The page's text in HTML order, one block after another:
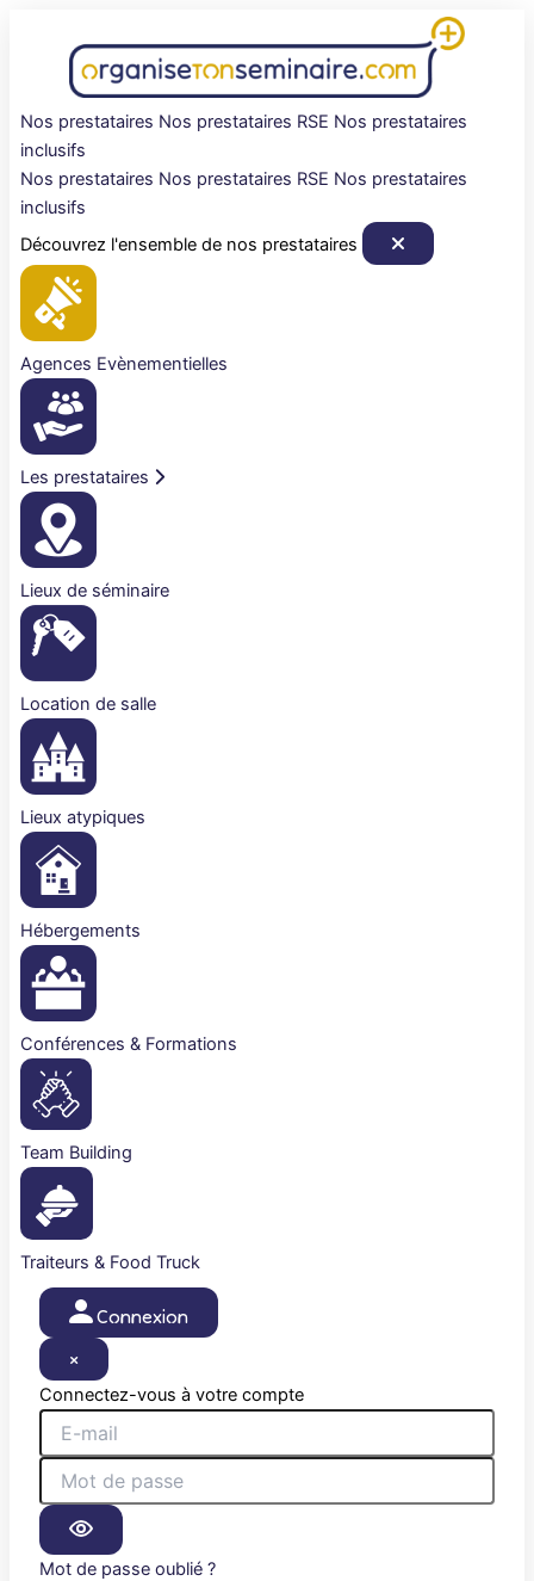
Nos prestataires Nos prestataires RSE Nos prestataires
inclusifs
Nos prestataires Nos prestataires RSE Nos prestataires
inclusifs
Découvrez l'ensemble de nos prestataires
Agences Evènementielles
Les prestataires
Lieux de séminaire
Location de salle
Lieux atypiques
Hébergements
Conférences & Formations
Team Building
Traiteurs & Food Truck
Connexion
×
Connectez-vous à votre compte
Mot de passe oublié ?